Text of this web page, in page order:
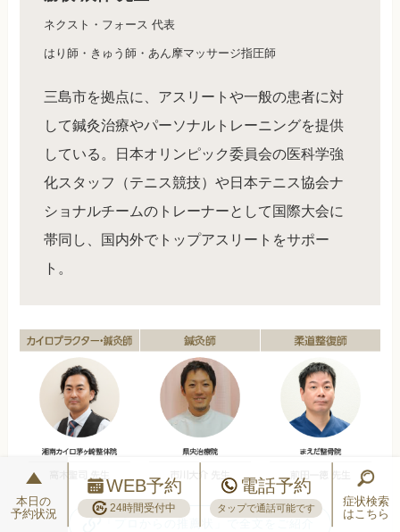
ネクスト・フォース 代表
はり師・きゅう師・あん摩マッサージ指圧師
三島市を拠点に、アスリートや一般の患者に対
して鍼灸治療やパーソナルトレーニングを提供
している。日本オリンピック委員会の医科学強
化スタッフ（テニス競技）や日本テニス協会ナ
ショナルチームのトレーナーとして国際大会に
帯同し、国内外でトップアスリートをサポー
ト。
「プロからの推薦状」で全文をご紹介
本日の
予約状況
WEB予約
24時間受付中
電話予約
タップで通話可能です
症状検索
はこちら